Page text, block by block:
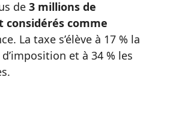
de 3 millions de
considérés comme
La taxe s’élève à 17 % la
et à 34 % les